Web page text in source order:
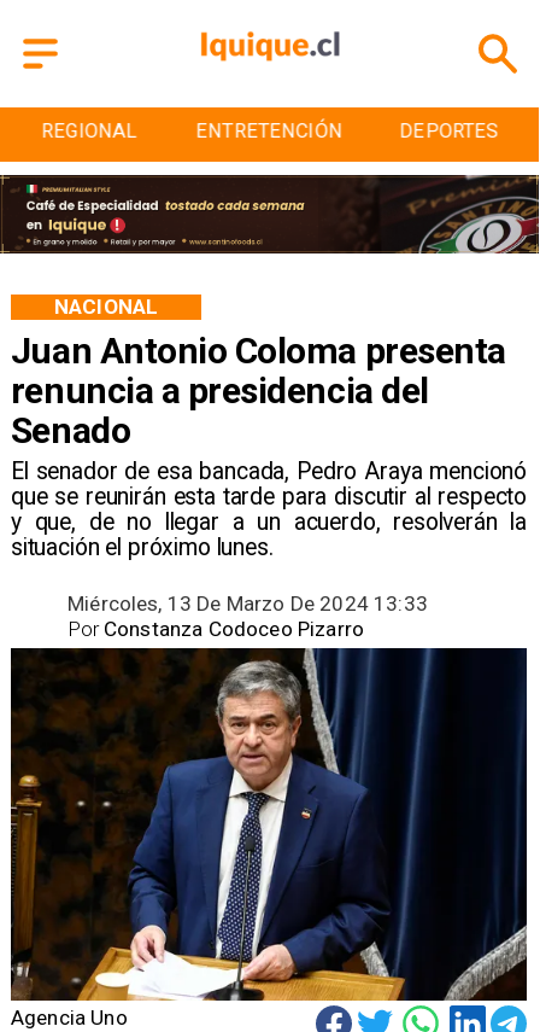
ENTRETENCIÓN DEPORTES CULTURA
Juan Antonio Coloma presenta
renuncia a presidencia del
Senado
​El senador de esa bancada, Pedro Araya mencionó
que se reunirán esta tarde para discutir al respecto
y que, de no llegar a un acuerdo, resolverán la
situación el próximo lunes.
NACIONAL
Miércoles, 13 De Marzo De 2024 13:33
Constanza Codoceo Pizarro
Por
Agencia Uno